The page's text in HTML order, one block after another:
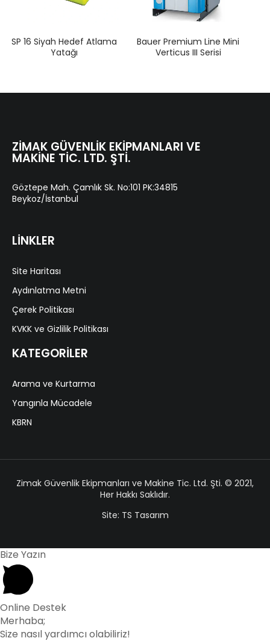
SP 16 Siyah Hedef Atlama
Yatağı
Bauer Premium Line Mini
Verticus III Serisi
ZIMAK GÜVENLIK EKIPMANLARI VE
MAKINE TIC. LTD. ŞTI.
Göztepe Mah. Çamlık Sk. No:101 PK:34815
Beykoz/İstanbul
LİNKLER
Site Haritası
Aydınlatma Metni
Çerek Politikası
KVKK ve Gizlilik Politikası
KATEGORİLER
Arama ve Kurtarma
Yangınla Mücadele
KBRN
Zimak Güvenlik Ekipmanları ve Makine Tic. Ltd. Şti. © 2021,
Her Hakkı Saklıdır.
Site: TS Tasarım
Bize Yazın
Online Destek
Merhaba;
Size nasıl yardımcı olabiliriz!